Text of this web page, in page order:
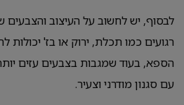
לבסוף, יש לחשוב על העיצוב
רגועים כמו תכלת, ירוק או בז' יכולות
הספא, בעוד שמגבות בצבעים עזים
עם סגנון מודרני וצעיר.